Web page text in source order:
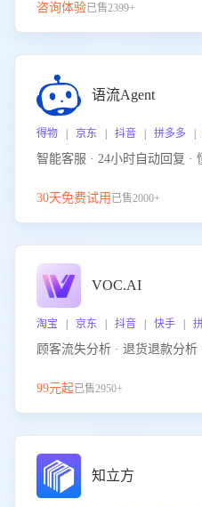
咨询体验已售2399+
语流Agent
得物 | 京东 | 抖音 | 拼多多 |
智能客服 · 24小时自动回复 ·
30天免费试用 已售2000+
VOC.AI
淘宝 | 京东 | 抖音 | 快手 | 拼
顾客流失分析 · 退货退款分析
99元起已售2950+
知立方